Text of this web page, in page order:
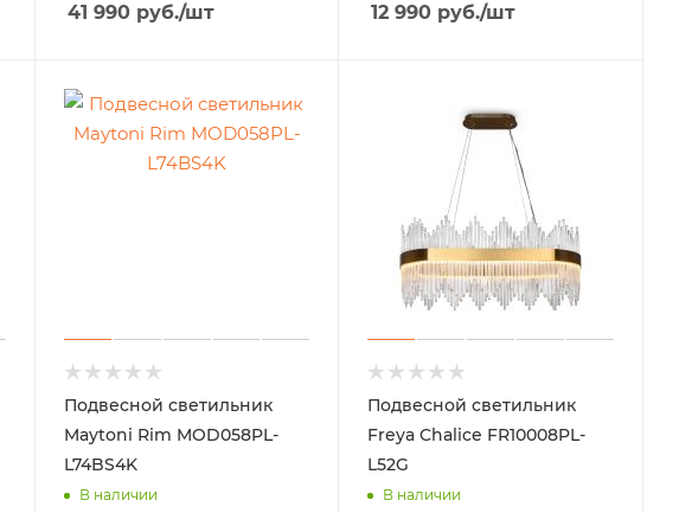
41 990руб./шт 12 990 руб./шт
Подвесной светильник
Maytoni Rim MOD058PL-
L74BS4K
В наличии
Подвесной светильник
Freya Chalice FR10008PL-
L52G
В наличии